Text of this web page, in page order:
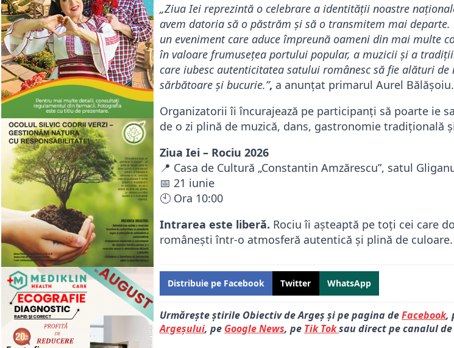
„Ziua Iei reprezintă o celebrare a identității noastre
avem datoria să o păstrăm și să o transmitem mai
un eveniment care aduce împreună oameni din mai multe
în valoare frumusețea portului popular, a muzicii și a
care iubesc autenticitatea satului românesc să fie alături
sărbătoare și bucurie.”, a anunțat primarul Aurel Bălășoiu.
Organizatorii îi încurajează pe participanți să poarte ie
de o zi plină de muzică, dans, gastronomie tradițională
Ziua Iei – Rociu 2026
📍 Casa de Cultură „Constantin Amzărescu”, satul
📅 21 iunie
🕙 Ora 10:00
Intrarea este liberă. Rociu îi așteaptă pe toți cei care
românești într-o atmosferă autentică și plină de culoare.
Distribuie pe Facebook Twitter WhatsApp
Urmărește știrile Obiectiv de Argeș și pe pagina deFacebook,
Argeșului, pe Google News, pe Tik Toksau direct pe canalul de